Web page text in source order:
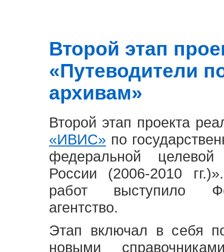
Второй этап
«Путеводители
архивам»
Второй этап проекта
«ИВИС» по
федеральной
России (2006-2010
работ выступило
агентство.
Этап включал в себя
новыми